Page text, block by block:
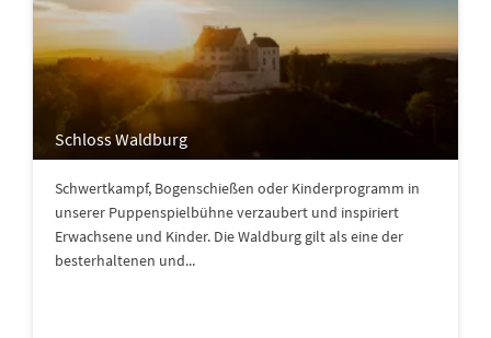
Schloss Waldburg
Schwertkampf, Bogenschießen oder Kinderprogramm in
unserer Puppenspielbühne verzaubert und inspiriert
Erwachsene und Kinder. Die Waldburg gilt als eine der
besterhaltenen und...